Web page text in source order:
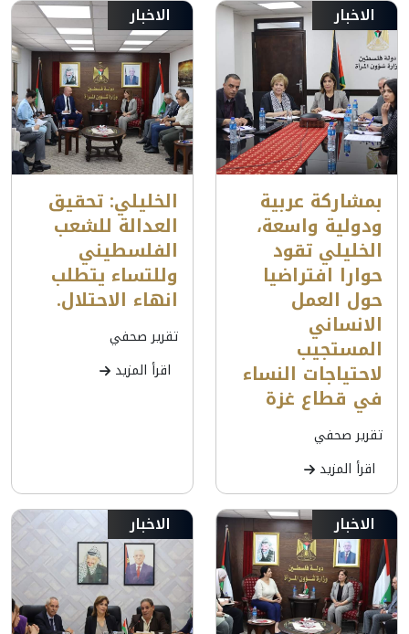
الاخبار
بمشاركة عربية
ودولية واسعة،
الخليلي تقود
حوارا افتراضيا
حول العمل
الانساني
المستجيب
لاحتياجات النساء
في قطاع غزة
تقرير صحفي
اقرأ المزيد
الاخبار
الخليلي: تحقيق
العدالة للشعب
الفلسطيني
وللتساء يتطلب
انهاء الاحتلال.
تقرير صحفي
اقرأ المزيد
الاخبار الاخبار